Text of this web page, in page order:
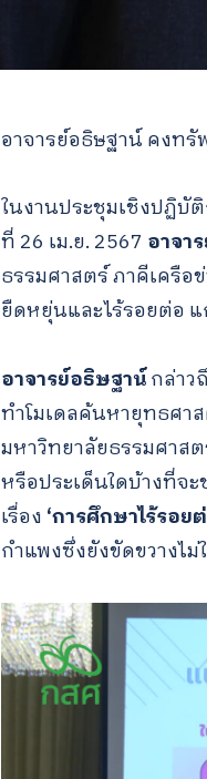
อาจารย์อธิษฐาน์ คงท
ในงานประชุมเชิงปฏิบั
ที่ 26 เม.ย. 2567 อาจา
ธรรมศาสตร์ ภาคีเครือ
ยืดหยุ่นและไร้รอยต่อ
อาจารย์อธิษฐาน์กล่าว
ทำโมเดลค้นหายุทธศา
มหาวิทยาลัยธรรมศาส
หรือประเด็นใดบ้างที่จ
เรื่อง ‘การศึกษาไร้รอย
กำแพงซึ่งยังขัดขวางไ